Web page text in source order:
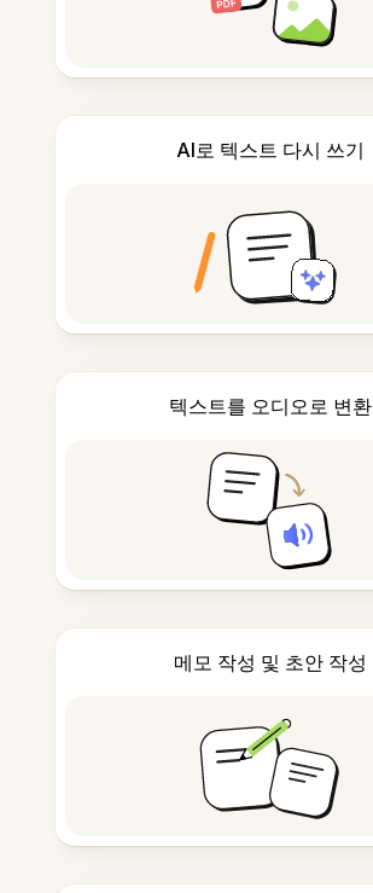
AI로 텍스트 다시 쓰기
텍스트를 오디오로 변환
메모 작성 및 초안 작성